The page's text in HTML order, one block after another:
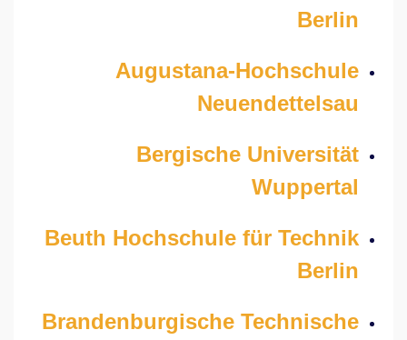
Berlin
Augustana-Hochschule
Neuendettelsau
Bergische Universität
Wuppertal
Beuth Hochschule für Technik
Berlin
Brandenburgische Technische